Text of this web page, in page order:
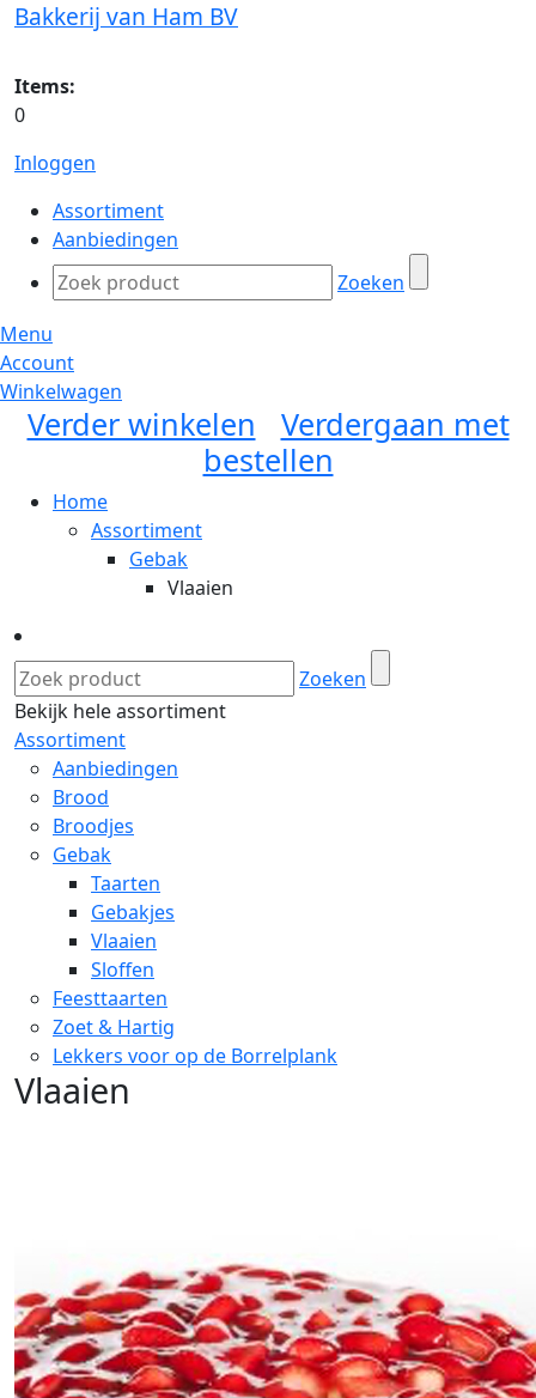
Bakkerij van Ham BV
Items:
0
Inloggen
Assortiment
Aanbiedingen
Zoeken
Menu
Account
Winkelwagen
Verder winkelen
Verdergaan met
bestellen
Home
Assortiment
Gebak
Vlaaien
Zoeken
Bekijk hele assortiment
Assortiment
Aanbiedingen
Brood
Broodjes
Gebak
Taarten
Gebakjes
Vlaaien
Sloffen
Feesttaarten
Zoet & Hartig
Lekkers voor op de Borrelplank
Vlaaien